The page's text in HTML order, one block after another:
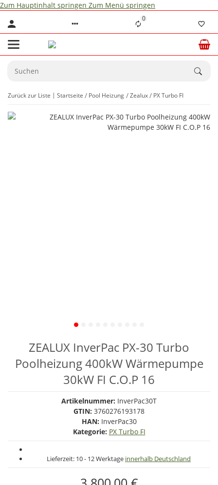
Zum Hauptinhalt springen Zum Menü springen
0
Zurück zur Liste Startseite Pool Heizung Zealux PX Turbo FI
ZEALUX InverPac PX-30 Turbo
Poolheizung 400kW Wärmepumpe
30kW FI C.O.P 16
Artikelnummer: InverPac30T
GTIN: 3760276193178
HAN: InverPac30
Kategorie: PX Turbo FI
Lieferzeit: 10 - 12 Werktage innerhalb Deutschland